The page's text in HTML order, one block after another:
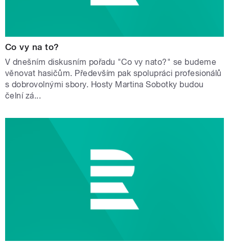
Co vy na to?
V dnešním diskusním pořadu "Co vy nato?" se budeme
věnovat hasičům. Především pak spolupráci profesionálů
s dobrovolnými sbory. Hosty Martina Sobotky budou
čelní zá...